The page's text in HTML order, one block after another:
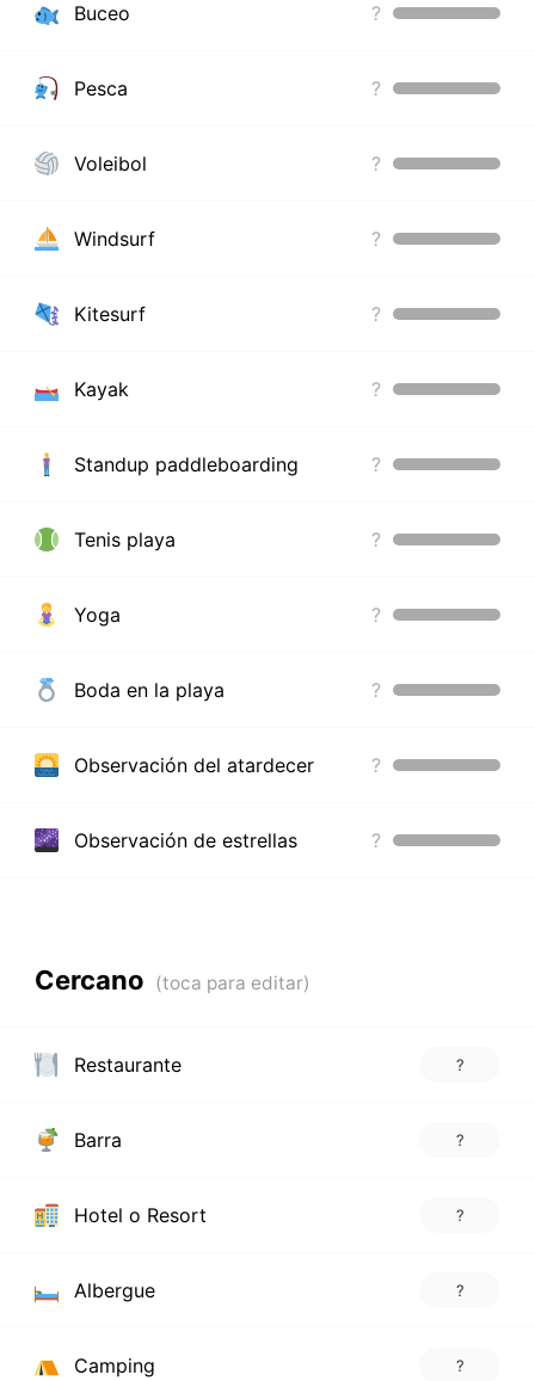
Buceo ?
Pesca ?
Voleibol ?
Windsurf ?
Kitesurf ?
Kayak ?
Standup paddleboarding ?
Tenis playa ?
Yoga ?
Boda en la playa ?
Observación del atardecer ?
Observación de estrellas ?
Cercano
Restaurante ?
Barra ?
Hotel o Resort ?
Albergue ?
Camping ?